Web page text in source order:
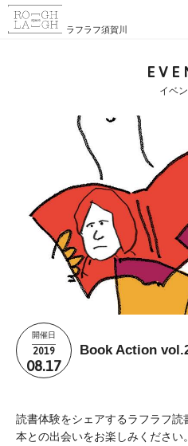
ラフラフ須賀川
イベ
開催日
2019
08.17
Book Action
読書体験をシェアするラフラフ
本との出会いをお楽しみくださ